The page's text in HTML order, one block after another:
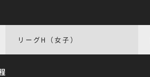
リーグH（女子）